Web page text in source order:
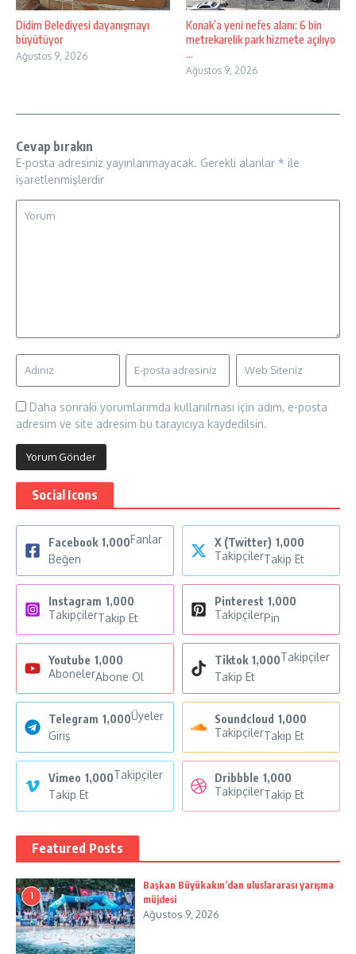
Didim Belediyesi dayanışmayı
büyütüyor
Ağustos 9, 2026
Konak’a yeni nefes alanı: 6 bin
metrekarelik park hizmete açılıyo
...
Ağustos 9, 2026
Cevap bırakın
E-posta adresiniz yayınlanmayacak. Gerekli alanlar * ile
işaretlenmişlerdir
Daha sonraki yorumlarımda kullanılması için adım, e-posta
adresim ve site adresim bu tarayıcıya kaydedilsin.
Social Icons
Facebook 1,000Fanlar
Beğen
X (Twitter) 1,000
TakipçilerTakip Et
Instagram 1,000
TakipçilerTakip Et
Pinterest 1,000
TakipçilerPin
Youtube 1,000
AbonelerAbone Ol
Tiktok 1,000Takipçiler
Takip Et
Telegram 1,000Üyeler
Giriş
Soundcloud 1,000
TakipçilerTakip Et
Vimeo 1,000Takipçiler
Takip Et
Dribbble 1,000
TakipçilerTakip Et
Featured Posts
1
Başkan Büyükakın’dan uluslararası yarışma
müjdesi
Ağustos 9, 2026